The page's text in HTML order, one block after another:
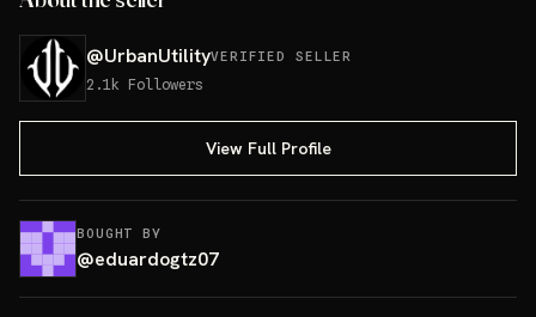
@UrbanUtilityVERIFIED SELLER
2.1k Followers
View Full Profile
BOUGHT BY
@eduardogtz07